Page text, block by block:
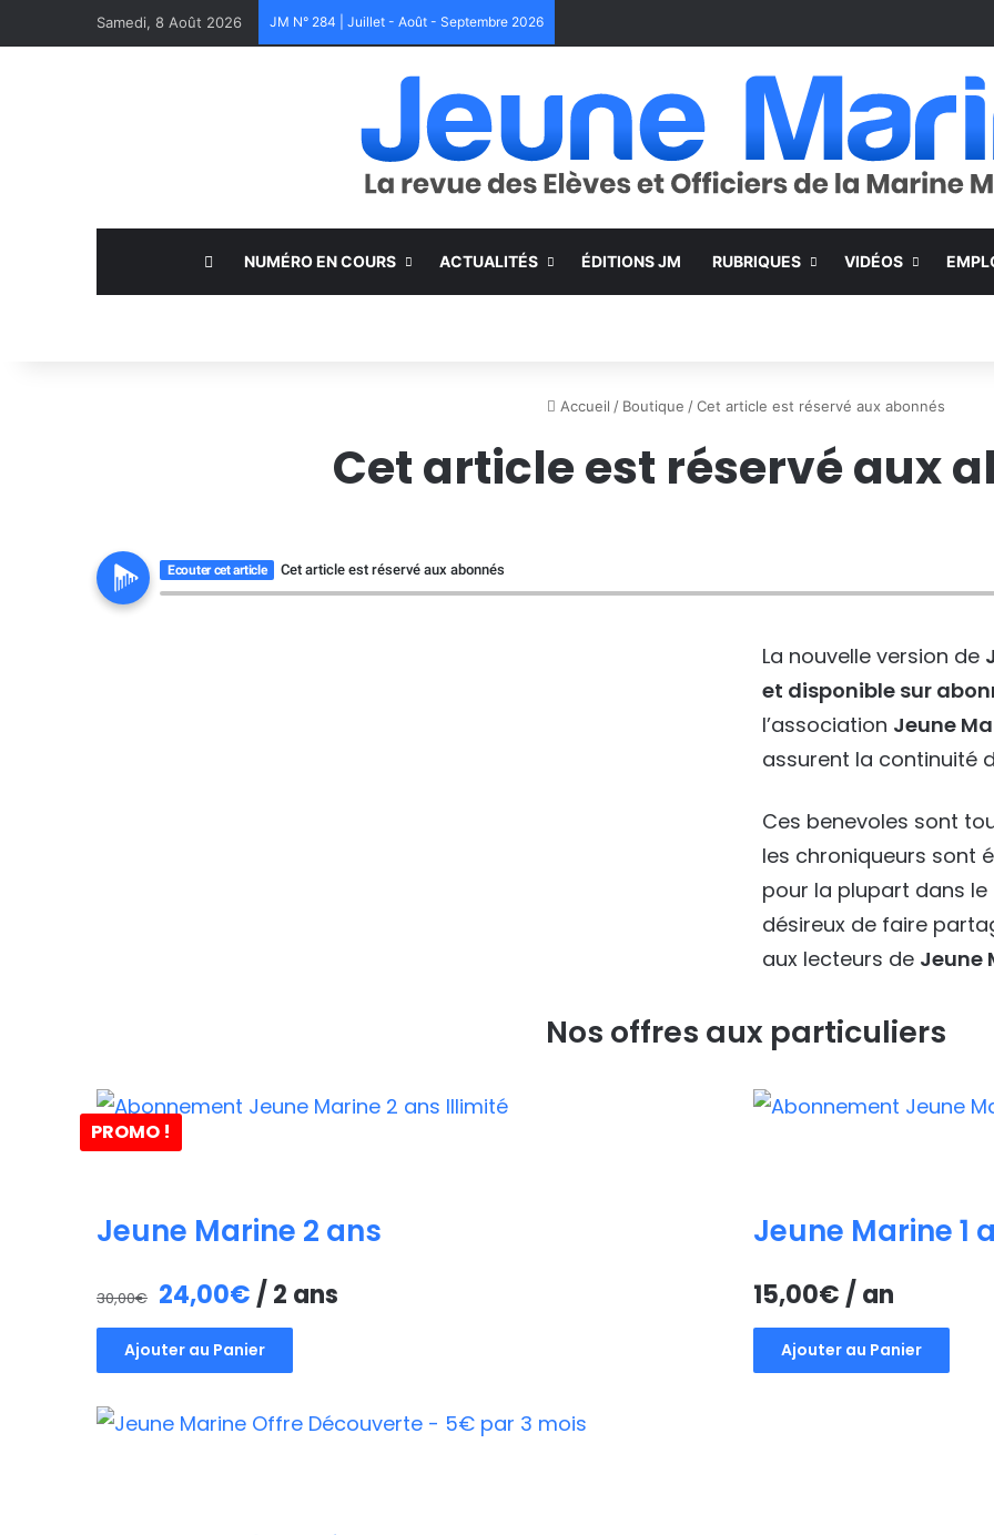
Samedi, 8 Août 2026 JM N° 284 | Juillet - Août - Septembre 2026
NUMÉRO EN COURS ACTUALITÉS ÉDITIONS JM RUBRIQUES VIDÉOS
Accueil / Boutique / Cet article est réservé aux abonnés
Cet article est réservé aux
Ecouter cet article Cet article est réservé aux abonnés
La nouvelle version de
et disponible sur
l’association Jeune
assurent la continuité
Ces benevoles sont
les chroniqueurs sont
pour la plupart dans
désireux de faire
aux lecteurs de Jeune
Nos offres aux particuliers
PROMO !
Jeune Marine 2 ans
30,00€ Le
prix
initial
était :
24,00€ Le
prix
actuel
est :
/ 2 ans
Ajouter au Panier
Jeune Marine 1
15,00€ / an
Ajouter au Panier